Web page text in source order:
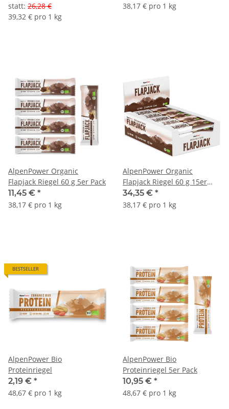
statt: 26,28 €
39,32 € pro 1 kg
38,17 € pro 1 kg
AlpenPower Organic
Flapjack Riegel 60 g 5er Pack
11,45 € *
38,17 € pro 1 kg
AlpenPower Organic
Flapjack Riegel 60 g 15er
Box
34,35 € *
38,17 € pro 1 kg
BESTSELLER
AlpenPower Bio
Proteinriegel
2,19 € *
48,67 € pro 1 kg
AlpenPower Bio
Proteinriegel 5er Pack
10,95 € *
48,67 € pro 1 kg